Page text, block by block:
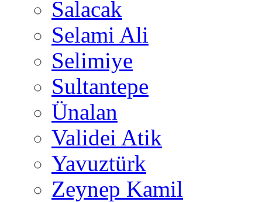
Salacak
Selami Ali
Selimiye
Sultantepe
Ünalan
Validei Atik
Yavuztürk
Zeynep Kamil